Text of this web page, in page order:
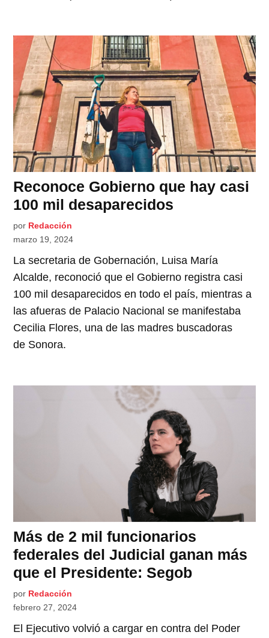
Reconoce Gobierno que hay casi
100 mil desaparecidos
por Redacción
marzo 19, 2024
La secretaria de Gobernación, Luisa María
Alcalde, reconoció que el Gobierno registra casi
100 mil desaparecidos en todo el país, mientras a
las afueras de Palacio Nacional se manifestaba
Cecilia Flores, una de las madres buscadoras
de Sonora.
Más de 2 mil funcionarios
federales del Judicial ganan más
que el Presidente: Segob
por Redacción
febrero 27, 2024
El Ejecutivo volvió a cargar en contra del Poder